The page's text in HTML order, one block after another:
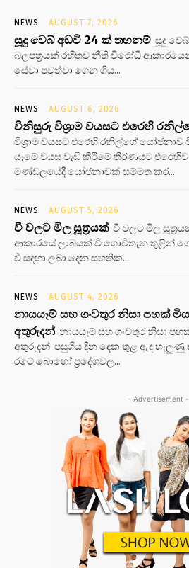
NEWS AUGUST 7, 2026
සූදු වෙබ් අඩවි 24 ක් තහනම් සූදු
බලපත්‍රයක් රහිතව නීති විරෝධි
සේවා පවත්වා ගෙන ගිය...
NEWS AUGUST 6, 2026
විනිසුරු විශ්‍රාම වයසට එරෙහි
විශ්‍රාම වයසට එරෙහි රනිල්ගේ
යෑමේ වයස වැඩි කිරීමේ තීරණයට එරෙහිව
මණ්ඩලයේදී යෝජනාවක් සම්මත කර...
NEWS AUGUST 5, 2026
වී වලට මිල සූත්‍රයක් වී වලට මිල
ආකාරයේ ලාබයක් වී ගොවිතැන තුළින්
වී සඳහා ලබා දෙන සහතික...
NEWS AUGUST 4, 2026
නායයෑම් සහ ගංවතුර නිසා පහක්
අතුරුදන් නායයෑම් සහ ගංවතුර නිසා
අතුරුදන් පසුගිය දින දෙක තුළ ඇද හැලුණු
රටේ බොහෝ ප්‍රදේශවල...
- Advertisement -